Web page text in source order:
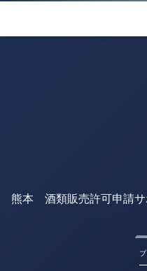
熊本 酒類販売許可申請